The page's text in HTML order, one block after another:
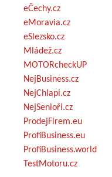
eČechy.cz
eMoravia.cz
eSlezsko.cz
Mládež.cz
MOTORcheckUP
NejBusiness.cz
NejChlapi.cz
NejSenioři.cz
ProdejFirem.eu
ProfiBusiness.eu
ProfiBusiness.world
TestMotoru.cz